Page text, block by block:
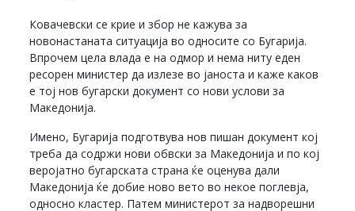
Ковачевски се крие и збор не кажува за
новонастаната ситуација во односите со Бугарија.
Впрочем цела влада е на одмор и нема ниту еден
ресорен министер да излезе во јаноста и каже каков
е тој нов бугарски документ со нови услови за
Македонија.
Имено, Бугарија подготвува нов пишан документ кој
треба да содржи нови обвски за Македонија и по кој
веројатно бугарската страна ќе оценува дали
Македонија ќе добие ново вето во некое поглевја,
односно кластер. Патем министерот за надворешни